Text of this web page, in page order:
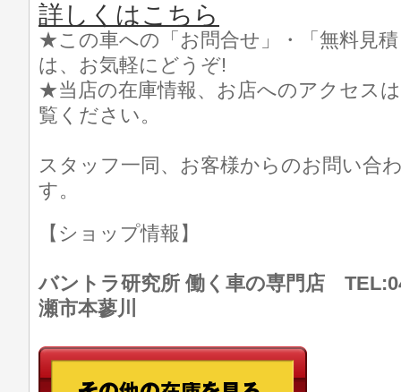
詳しくはこちら
★この車への「お問合せ」・「無料見
は、お気軽にどうぞ!
★当店の在庫情報、お店へのアクセス
覧ください。
スタッフ一同、お客様からのお問い合
す。
【ショップ情報】
バントラ研究所 働く車の専門店
瀬市本蓼川